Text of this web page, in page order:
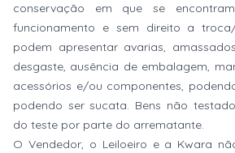
conservação em que se
funcionamento e sem direito a
podem apresentar avarias,
desgaste, ausência de embalagem,
acessórios e/ou componentes,
podendo ser sucata. Bens não
do teste por parte do arrematante.
O Vendedor, o Leiloeiro e a Kwara